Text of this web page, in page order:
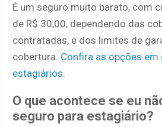
É um seguro muito barato, com
de R$ 30,00, dependendo das
contratadas, e dos limites de
cobertura. Confira as opções em
estagiários.
O que acontece se eu
seguro para estagiário?